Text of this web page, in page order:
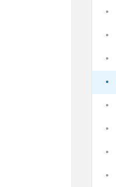
·
·
·
·
·
·
·
·